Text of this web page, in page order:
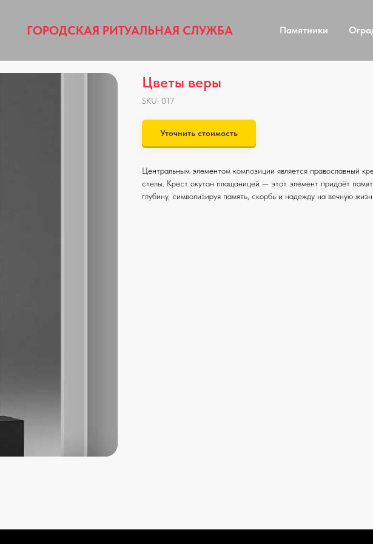
ГОРОДСКАЯ РИТУАЛЬНАЯ СЛУЖБА Памятники
Цветы веры
SKU: 017
Уточнить стоимость
Центральным элементом композиции является православный
стелы. Крест окутан плащаницей — этот элемент придаёт
глубину, символизируя память, скорбь и надежду на вечную